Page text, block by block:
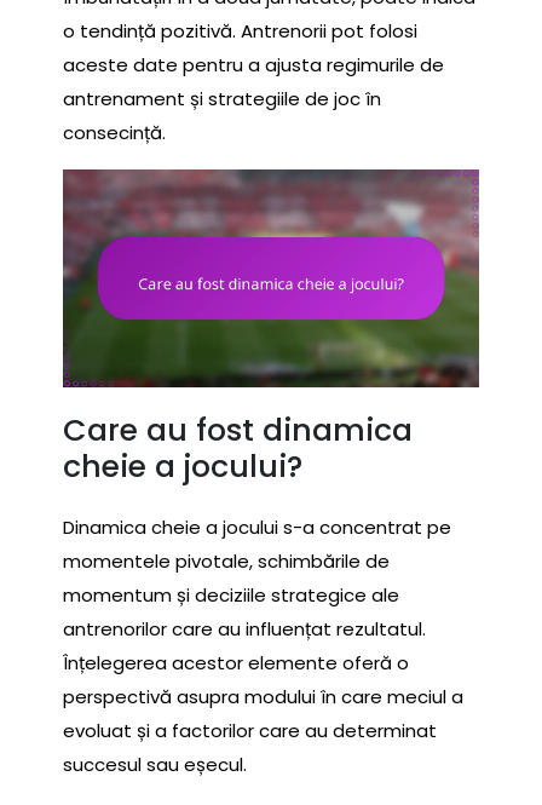
o tendință pozitivă. Antrenorii pot folosi
aceste date pentru a ajusta regimurile de
antrenament și strategiile de joc în
consecință.
Care au fost dinamica
cheie a jocului?
Dinamica cheie a jocului s-a concentrat pe
momentele pivotale, schimbările de
momentum și deciziile strategice ale
antrenorilor care au influențat rezultatul.
Înțelegerea acestor elemente oferă o
perspectivă asupra modului în care meciul a
evoluat și a factorilor care au determinat
succesul sau eșecul.